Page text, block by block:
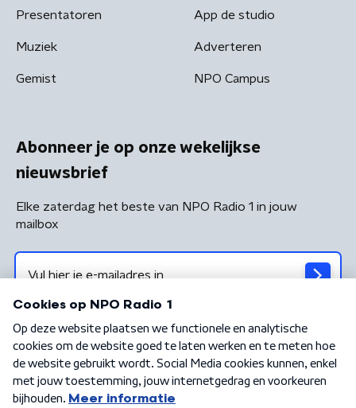
Presentatoren
Muziek
Gemist
App de studio
Adverteren
NPO Campus
Abonneer je op onze wekelijkse
nieuwsbrief
Elke zaterdag het beste van NPO Radio 1 in jouw
mailbox
Algemene voorwaarden